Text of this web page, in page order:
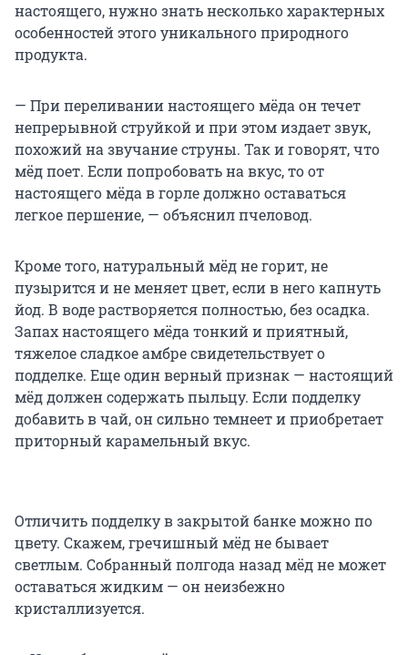
настоящего, нужно знать несколько характерных
особенностей этого уникального природного
продукта.
— При переливании настоящего мёда он течет
непрерывной струйкой и при этом издает звук,
похожий на звучание струны. Так и говорят, что
мёд поет. Если попробовать на вкус, то от
настоящего мёда в горле должно оставаться
легкое першение, — объяснил пчеловод.
Кроме того, натуральный мёд не горит, не
пузырится и не меняет цвет, если в него капнуть
йод. В воде растворяется полностью, без осадка.
Запах настоящего мёда тонкий и приятный,
тяжелое сладкое амбре свидетельствует о
подделке. Еще один верный признак — настоящий
мёд должен содержать пыльцу. Если подделку
добавить в чай, он сильно темнеет и приобретает
приторный карамельный вкус.
Отличить подделку в закрытой банке можно по
цвету. Скажем, гречишный мёд не бывает
светлым. Собранный полгода назад мёд не может
оставаться жидким — он неизбежно
кристаллизуется.